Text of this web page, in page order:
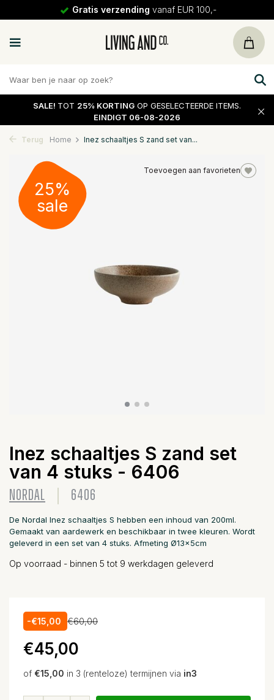
Gratis verzending vanaf EUR 100,-
SALE! TOT 25% KORTING OP GESELECTEERDE ITEMS.
EINDIGT 06-08-2026
Terug Home Inez schaaltjes S zand set van...
Toevoegen aan favorieten
25%
sale
Inez schaaltjes S zand set
van 4 stuks - 6406
NORDAL 6406
De Nordal Inez schaaltjes S hebben een inhoud van 200ml.
Gemaakt van aardewerk en beschikbaar in twee kleuren. Wordt
geleverd in een set van 4 stuks. Afmeting Ø13x5cm
Op voorraad - binnen 5 tot 9 werkdagen geleverd
-€15,00 €60,00
€45,00
of €15,00 in 3 (renteloze) termijnen via in3